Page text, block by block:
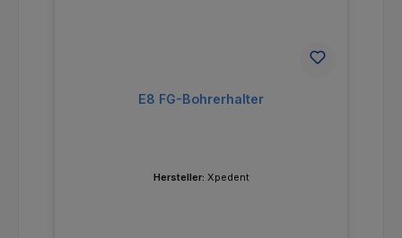
E8 FG-Bohrerhalter
Hersteller: Xpedent